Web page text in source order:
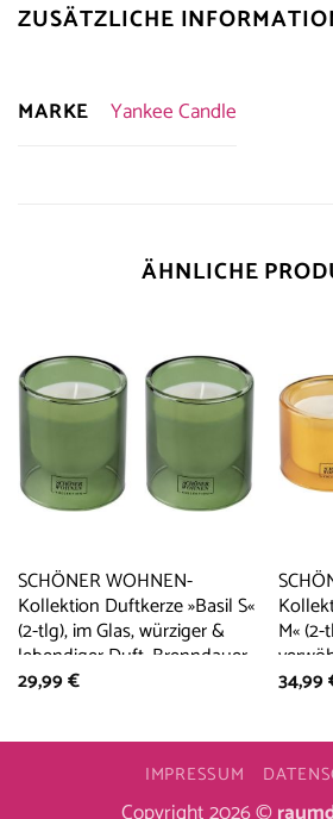
ZUSÄTZLICHE
MARKE Yankee Candle
ÄHNLICHE
SCHÖNER WOHNEN-
Kollektion Duftkerze »Basil S«
(2-tlg), im Glas, würziger &
lebendiger Duft, Brenndauer
20 – 25 Stunden
29,99€
M«
34,99
IMPRESSUM